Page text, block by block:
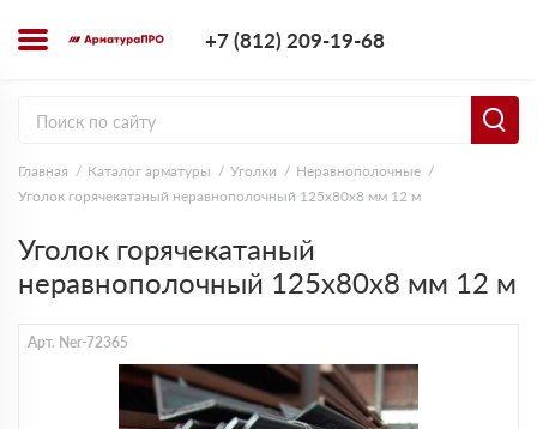
+7 (812) 209-19-68
Главная Каталог арматуры Уголки
Неравнополочные
Уголок горячекатаный неравнополочный 125х80х8 мм 12 м
Уголок горячекатаный
неравнополочный 125х80х8 мм 12 м
Арт. Ner-72365